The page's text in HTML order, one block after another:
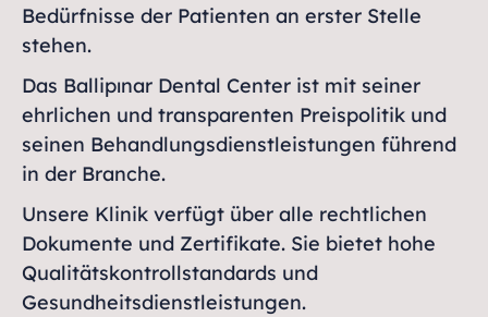
Bedürfnisse der Patienten an erster Stelle
stehen.
Das Ballipınar Dental Center ist mit seiner
ehrlichen und transparenten Preispolitik und
seinen Behandlungsdienstleistungen führend
in der Branche.
Unsere Klinik verfügt über alle rechtlichen
Dokumente und Zertifikate. Sie bietet hohe
Qualitätskontrollstandards und
Gesundheitsdienstleistungen.